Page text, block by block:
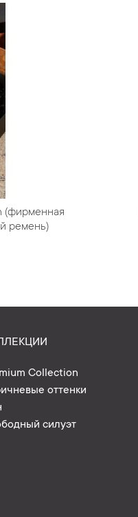
(фирменная
ремень)
Collection
оттенки
силуэт